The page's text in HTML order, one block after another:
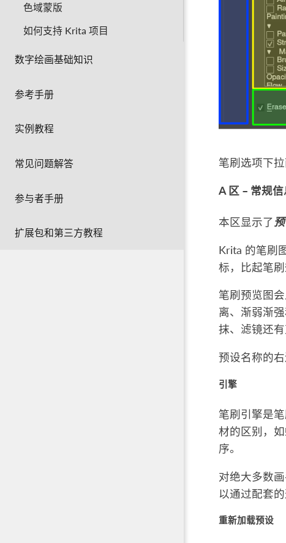
色域蒙版
如何支持 Krita 项目
数字绘画基础知识
参考手册
实例教程
常见问题解答
参与者手册
扩展包和第三方教程
笔刷选项下
A 区 – 常规信
本区显示了
Krita 的笔刷
标，比起笔
笔刷预览图
离、渐弱渐
抹、滤镜还
预设名称的
引擎
笔刷引擎是
材的区别，
序。
对绝大多数
以通过配套
重新加载预设